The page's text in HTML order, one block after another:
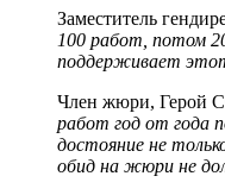
Заместитель
100 работ, потом
поддерживает
Член жюри, Герой
работ год от года
достояние не
обид на жюри не